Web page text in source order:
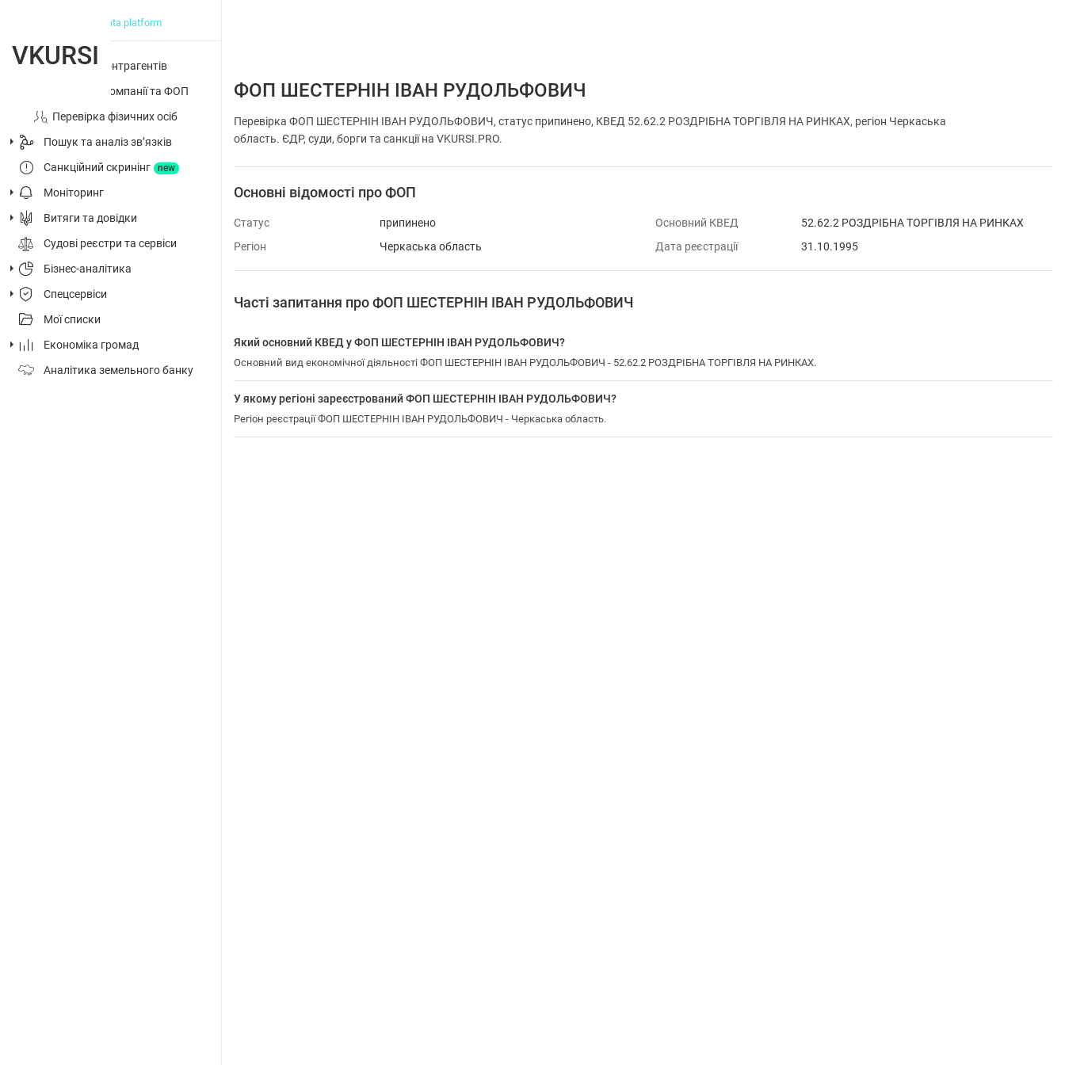
big data platform
Перевірка контрагентів
Досьє на компанії та ФОП
Перевірка фізичних осіб
Пошук та аналіз звʼязків
Санкційний скринінг
new
Моніторинг
Витяги та довідки
Судові реєстри та сервіси
Бізнес-аналітика
Спецсервіси
Мої списки
Економіка громад
Аналітика земельного банку
ФОП ШЕСТЕРНІН ІВАН РУДОЛЬФОВИЧ
Перевірка ФОП ШЕСТЕРНІН ІВАН РУДОЛЬФОВИЧ, статус припинено, КВЕД 52.62.2 РОЗДРІБНА ТОРГІВЛЯ НА РИНКАХ, регіон Черкаська
область. ЄДР, суди, борги та санкції на VKURSI.PRO.
Основні відомості про ФОП
Статус припинено Основний КВЕД
52.62.2 РОЗДРІБНА ТОРГІВЛЯ НА РИНКАХ
Регіон
Черкаська область Дата реєстрації 31.10.1995
Часті запитання про ФОП ШЕСТЕРНІН ІВАН РУДОЛЬФОВИЧ
Який основний КВЕД у ФОП ШЕСТЕРНІН ІВАН РУДОЛЬФОВИЧ?
Основний вид економічної діяльності ФОП ШЕСТЕРНІН ІВАН РУДОЛЬФОВИЧ - 52.62.2 РОЗДРІБНА ТОРГІВЛЯ НА РИНКАХ.
У якому регіоні зареєстрований ФОП ШЕСТЕРНІН ІВАН РУДОЛЬФОВИЧ?
Регіон реєстрації ФОП ШЕСТЕРНІН ІВАН РУДОЛЬФОВИЧ - Черкаська область.
VKURSI